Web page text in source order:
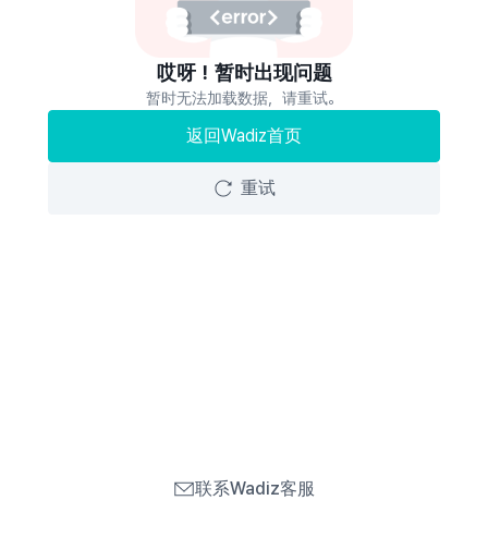
哎呀！暂时出现问题
暂时无法加载数据，请重试。
返回Wadiz首页
重试
联系Wadiz客服